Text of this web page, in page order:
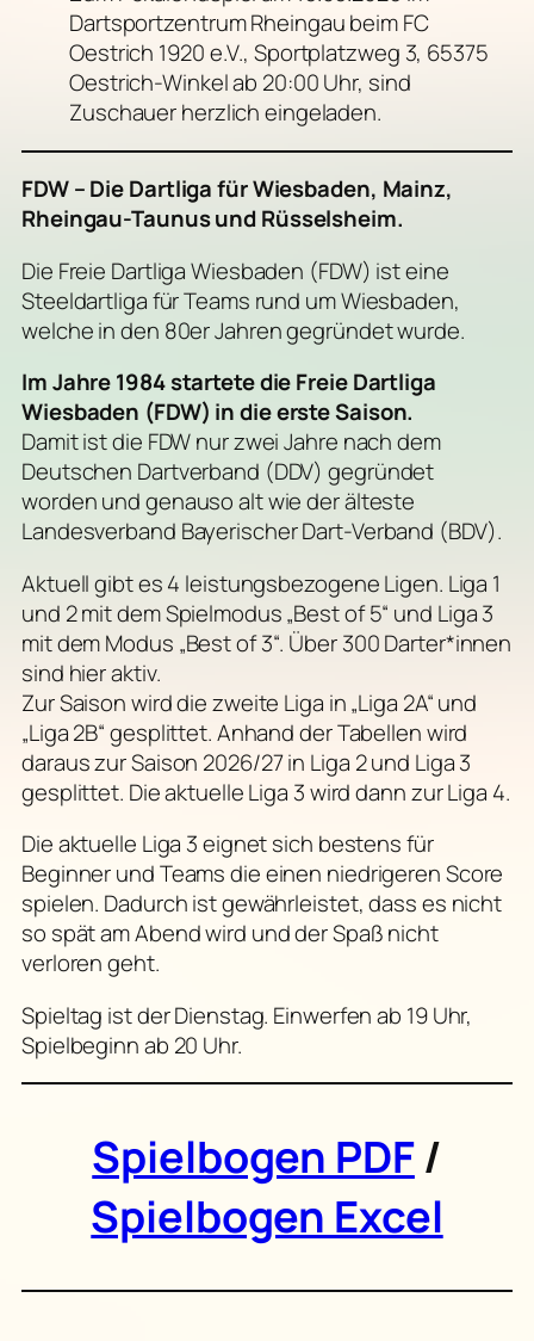
Dartsportzentrum Rheingau beim FC
Oestrich 1920 e.V., Sportplatzweg 3, 65375
Oestrich-Winkel ab 20:00 Uhr, sind
Zuschauer herzlich eingeladen.
FDW – Die Dartliga für Wiesbaden, Mainz,
Rheingau-Taunus und Rüsselsheim.
Die Freie Dartliga Wiesbaden (FDW) ist eine
Steeldartliga für Teams rund um Wiesbaden,
welche in den 80er Jahren gegründet wurde.
Im Jahre 1984 startete die Freie Dartliga
Wiesbaden (FDW) in die erste Saison.
Damit ist die FDW nur zwei Jahre nach dem
Deutschen Dartverband (DDV) gegründet
worden und genauso alt wie der älteste
Landesverband Bayerischer Dart-Verband (BDV).
Aktuell gibt es 4 leistungsbezogene Ligen. Liga 1
und 2 mit dem Spielmodus „Best of 5“ und Liga 3
mit dem Modus „Best of 3“. Über 300 Darter*innen
sind hier aktiv.
Zur Saison wird die zweite Liga in „Liga 2A“ und
„Liga 2B“ gesplittet. Anhand der Tabellen wird
daraus zur Saison 2026/27 in Liga 2 und Liga 3
gesplittet. Die aktuelle Liga 3 wird dann zur Liga 4.
Die aktuelle Liga 3 eignet sich bestens für
Beginner und Teams die einen niedrigeren Score
spielen. Dadurch ist gewährleistet, dass es nicht
so spät am Abend wird und der Spaß nicht
verloren geht.
Spieltag ist der Dienstag. Einwerfen ab 19 Uhr,
Spielbeginn ab 20 Uhr.
Spielbogen PDF/
Spielbogen Excel